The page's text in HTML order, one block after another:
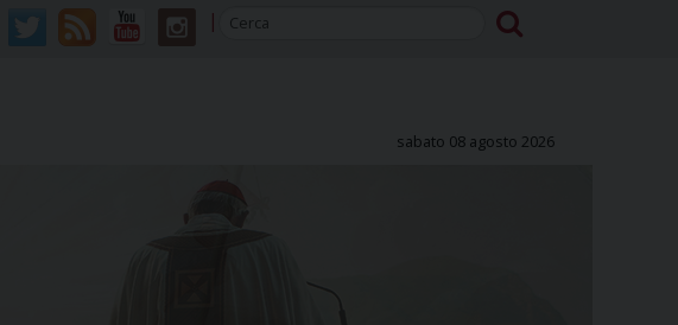
sabato 08 agosto 2026